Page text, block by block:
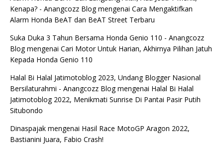
Kenapa? - Anangcozz Blogmengenai Cara Mengaktifkan
Alarm Honda BeAT dan BeAT Street Terbaru
Suka Duka 3 Tahun Bersama Honda Genio 110 - Anangcozz
Blogmengenai Cari Motor Untuk Harian, Akhirnya Pilihan Jatuh
Kepada Honda Genio 110
Halal Bi Halal Jatimotoblog 2023, Undang Blogger Nasional
Bersilaturahmi - Anangcozz Blogmengenai Halal Bi Halal
Jatimotoblog 2022, Menikmati Sunrise Di Pantai Pasir Putih
Situbondo
Dinaspajak mengenai Hasil Race MotoGP Aragon 2022,
Bastianini Juara, Fabio Crash!